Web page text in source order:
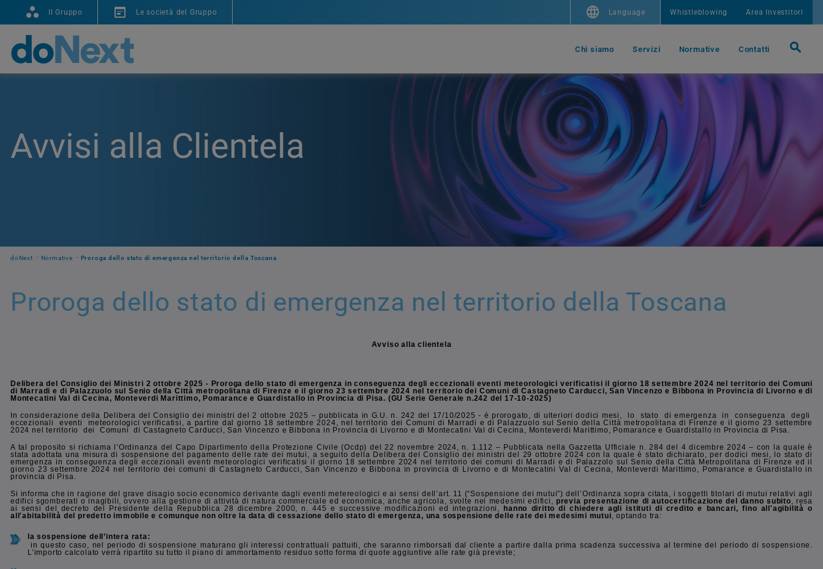
Il Gruppo Le società del Gruppo Language Whistleblowing Area Investitori
Chi siamo Servizi Normative Contatti
Avvisi alla Clientela
doNext Normative Proroga dello stato di emergenza nel territorio della Toscana
Proroga dello stato di emergenza nel territorio della Toscana
Avviso alla clientela
Delibera del Consiglio dei Ministri 2 ottobre 2025 - Proroga dello stato di emergenza in conseguenza degli eccezionali eventi meteorologici verificatisi il giorno 18 settembre 2024 nel territorio dei Comuni
di Marradi e di Palazzuolo sul Senio della Città metropolitana di Firenze e il giorno 23 settembre 2024 nel territorio dei Comuni di Castagneto Carducci, San Vincenzo e Bibbona in Provincia di Livorno e di
Montecatini Val di Cecina, Monteverdi Marittimo, Pomarance e Guardistallo in Provincia di Pisa. (GU Serie Generale n.242 del 17-10-2025)
In considerazione della Delibera del Consiglio dei ministri del 2 ottobre 2025 – pubblicata in G.U. n. 242 del 17/10/2025 - è prorogato, di ulteriori dodici mesi, lo stato di emergenza in conseguenza degli
eccezionali eventi meteorologici verificatisi, a partire dal giorno 18 settembre 2024, nel territorio dei Comuni di Marradi e di Palazzuolo sul Senio della Città metropolitana di Firenze e il giorno 23 settembre
2024 nel territorio dei Comuni di Castagneto Carducci, San Vincenzo e Bibbona in Provincia di Livorno e di Montecatini Val di Cecina, Monteverdi Marittimo, Pomarance e Guardistallo in Provincia di Pisa.
A tal proposito si richiama l’Ordinanza del Capo Dipartimento della Protezione Civile (Ocdp) del 22 novembre 2024, n. 1.112 – Pubblicata nella Gazzetta Ufficiale n. 284 del 4 dicembre 2024 – con la quale è
stata adottata una misura di sospensione del pagamento delle rate dei mutui, a seguito della Delibera del Consiglio dei ministri del 29 ottobre 2024 con la quale è stato dichiarato, per dodici mesi, lo stato di
emergenza in conseguenza degli eccezionali eventi meteorologici verificatisi il giorno 18 settembre 2024 nel territorio dei comuni di Marradi e di Palazzolo sul Senio della Città Metropolitana di Firenze ed il
giorno 23 settembre 2024 nel territorio dei comuni di Castagneto Carducci, San Vincenzo e Bibbona in provincia di Livorno e di Montecatini Val di Cecina, Monteverdi Marittimo, Pomarance e Guardistallo in
provincia di Pisa.
Si informa che in ragione del grave disagio socio economico derivante dagli eventi metereologici e ai sensi dell’art. 11 (“Sospensione dei mutui”) dell’Ordinanza sopra citata, i soggetti titolari di mutui relativi agli
edifici sgomberati o inagibili, ovvero alla gestione di attività di natura commerciale ed economica, anche agricola, svolte nei medesimi edifici, previa presentazione di autocertificazione del danno subito, resa
ai sensi del decreto del Presidente della Repubblica 28 dicembre 2000, n. 445 e successive modificazioni ed integrazioni,
hanno diritto di chiedere agli istituti di credito e bancari, fino all'agibilità o
all'abitabilità del predetto immobile e comunque non oltre la data di cessazione dello stato di emergenza, una sospensione delle rate dei medesimi mutui, optando tra:
la sospensione dell’intera rata:
in questo caso, nel periodo di sospensione maturano gli interessi contrattuali pattuiti, che saranno rimborsati dal cliente a partire dalla prima scadenza successiva al termine del periodo di sospensione.
L’importo calcolato verrà ripartito su tutto il piano di ammortamento residuo sotto forma di quote aggiuntive alle rate già previste;